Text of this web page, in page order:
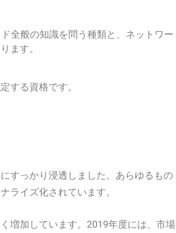
全般の知識を問う種類と、ネットワー
ます。
する資格です。
すっかり浸透しました。あらゆるもの
ライズ化されています。
増加しています。2019年度には、市場